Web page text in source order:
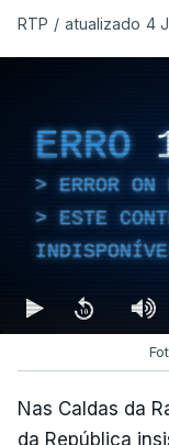
RTP / atualizado 4
ERRO
ERROR
ESTE
Nas Caldas da
da República